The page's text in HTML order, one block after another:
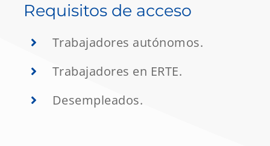
Requisitos de acceso
Trabajadores autónomos.
Trabajadores en ERTE.
Desempleados.